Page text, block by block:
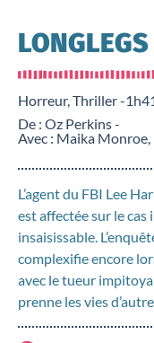
LONGLEGS
Horreur, Thriller -
De : Oz Perkins -
Avec : Maika
L’agent du FBI Lee
est affectée sur le cas
insaisissable.
complexifie encore
avec le tueur
prenne les vies